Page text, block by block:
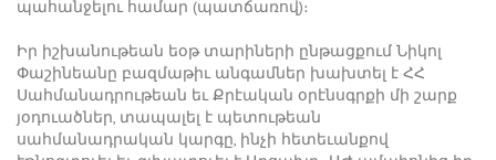
պահանջելու համար (պատճառով)։
Իր իշխանութեան եօթ տարիների ընթացքում Նիկոլ
Փաշինեանը բազմաթիւ անգամներ խախտել է ՀՀ
Սահմանադրութեան եւ Քրէական օրէնսգրքի մի շարք
յօդուածներ, տապալել է պետութեան
սահմանադրական կարգը, ինչի հետեւանքով